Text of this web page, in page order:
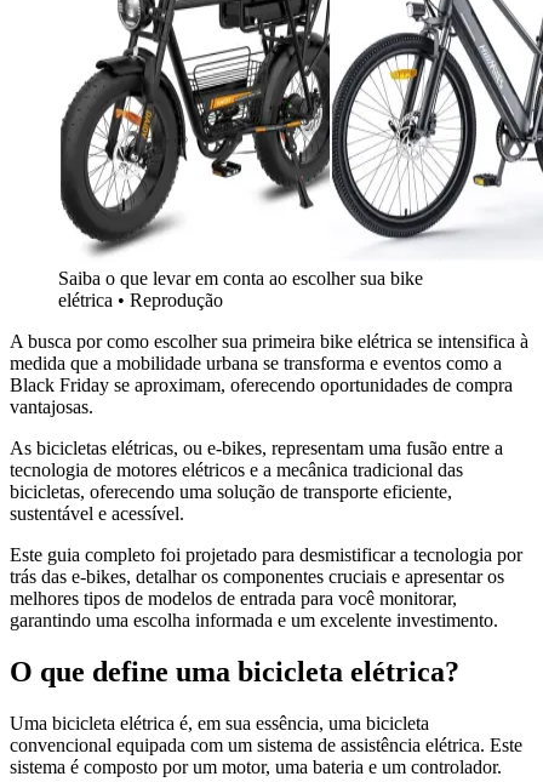
Saiba o que levar em conta ao escolher sua bike
elétrica • Reprodução
A busca por como escolher sua primeira bike elétrica se intensifica à
medida que a mobilidade urbana se transforma e eventos como a
Black Friday se aproximam, oferecendo oportunidades de compra
vantajosas.
As bicicletas elétricas, ou e-bikes, representam uma fusão entre a
tecnologia de motores elétricos e a mecânica tradicional das
bicicletas, oferecendo uma solução de transporte eficiente,
sustentável e acessível.
Este guia completo foi projetado para desmistificar a tecnologia por
trás das e-bikes, detalhar os componentes cruciais e apresentar os
melhores tipos de modelos de entrada para você monitorar,
garantindo uma escolha informada e um excelente investimento.
O que define uma bicicleta elétrica?
Uma bicicleta elétrica é, em sua essência, uma bicicleta
convencional equipada com um sistema de assistência elétrica. Este
sistema é composto por um motor, uma bateria e um controlador.